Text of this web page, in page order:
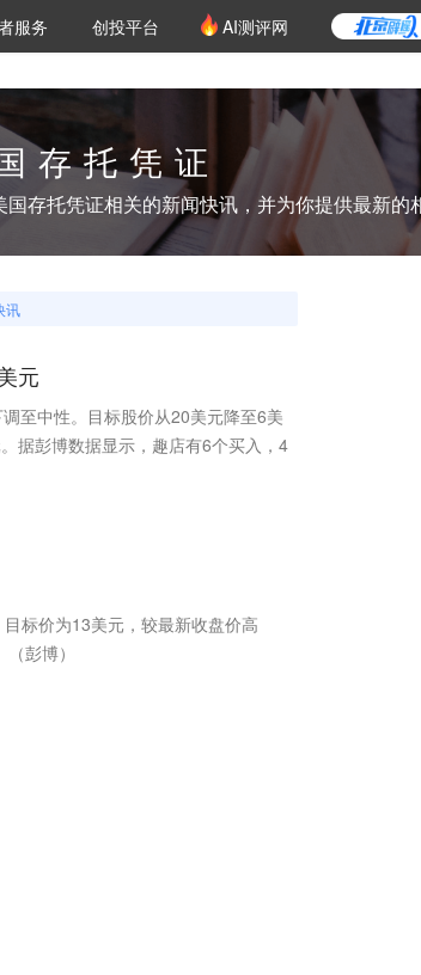
氪堂
服务 创投平台 AI测评网
存托凭证
国存托凭证相关的新闻快讯，并为你提供最新的
讯
元
至中性。目标股价从20美元降至6美
据彭博数据显示，趣店有6个买入，4
目标价为13美元，较最新收盘价高
彭博）